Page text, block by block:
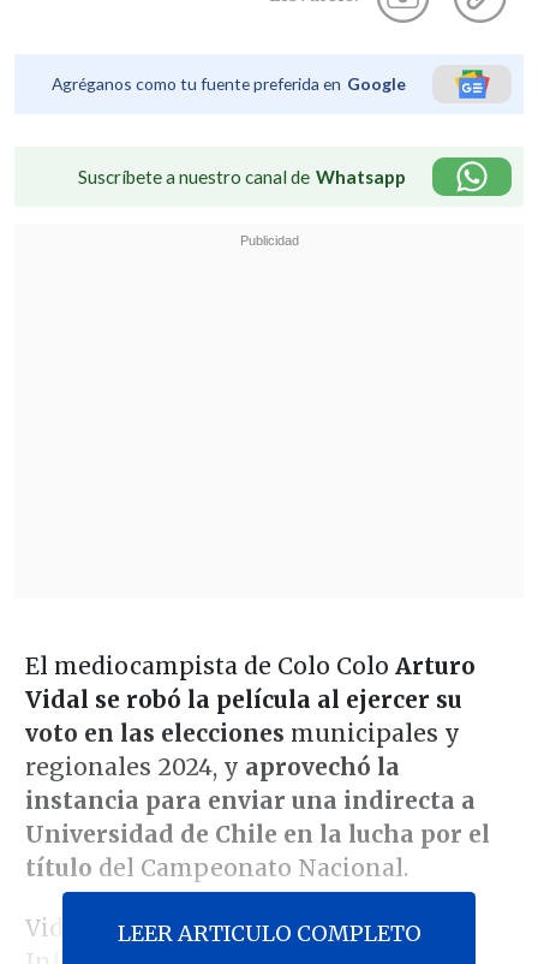
Agréganos como tu fuente preferida en Google
Suscríbete a nuestro canal de Whatsapp
El mediocampista de Colo Colo Arturo
Vidal se robó la película al ejercer su
voto en las elecciones municipales y
regionales 2024, y aprovechó la
instancia para enviar una indirecta a
Universidad de Chile en la lucha por el
título del Campeonato Nacional.
Vidal acudió a la mesa 96 del Colegio
LEER ARTICULO COMPLETO